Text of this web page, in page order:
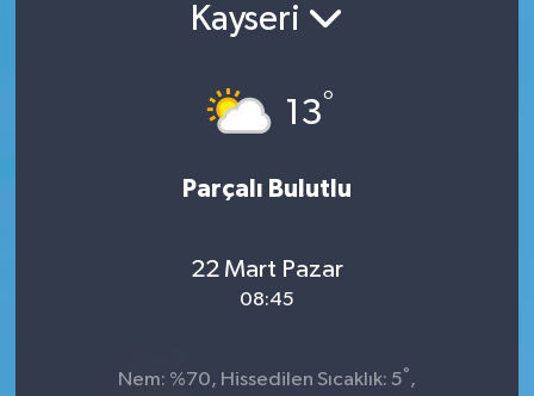
Kayseri
13°
Parçalı Bulutlu
22 Mart Pazar
08:45
Nem: %70, Hissedilen Sıcaklık: 5° ,